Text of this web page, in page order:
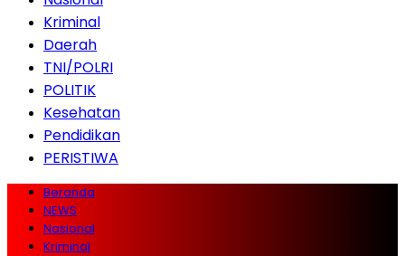
Kriminal
Daerah
TNI/POLRI
POLITIK
Kesehatan
Pendidikan
PERISTIWA
Beranda
NEWS
Nasional
Kriminal